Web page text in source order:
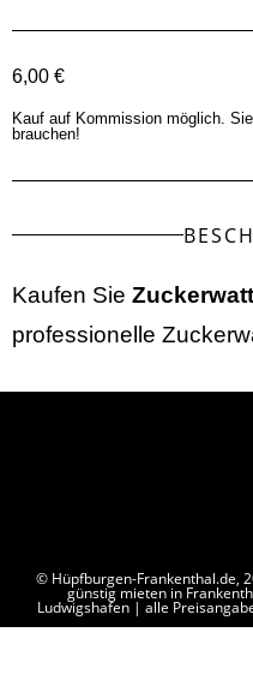
6,00 €
Kauf auf Kommission möglich.
brauchen!
Kaufen Sie
professionelle
© Hüpfburgen-Frankenthal.de,
günstig mieten in
Ludwigshafen | alle